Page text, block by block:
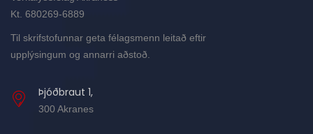
Kt. 680269-6889
Til skrifstofunnar geta félagsmenn leitað eftir
upplýsingum og annarri aðstoð.
Þjóðbraut 1,
300 Akranes